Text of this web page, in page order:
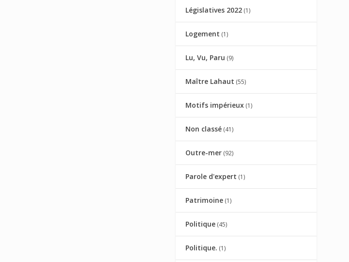
Législatives 2022 (1)
Logement (1)
Lu, Vu, Paru (9)
Maître Lahaut (55)
Motifs impérieux (1)
Non classé (41)
Outre-mer (92)
Parole d'expert (1)
Patrimoine (1)
Politique (45)
Politique. (1)